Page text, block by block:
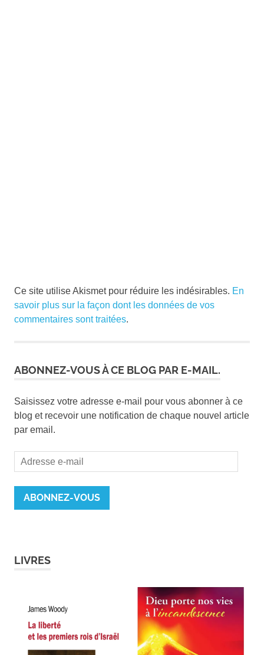
Ce site utilise Akismet pour réduire les indésirables. En
savoir plus sur la façon dont les données de vos
commentaires sont traitées.
ABONNEZ-VOUS À CE BLOG PAR E-MAIL.
Saisissez votre adresse e-mail pour vous abonner à ce
blog et recevoir une notification de chaque nouvel article
par email.
Adresse
e-
mail
ABONNEZ-VOUS
LIVRES